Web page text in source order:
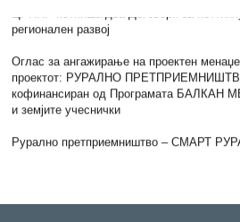
регионален развој
Оглас за ангажирање на проектен
проектот: РУРАЛНО
кофинансиран од Програмата БАЛКАН
и земјите учеснички
Рурално претприемништво – СМАРТ